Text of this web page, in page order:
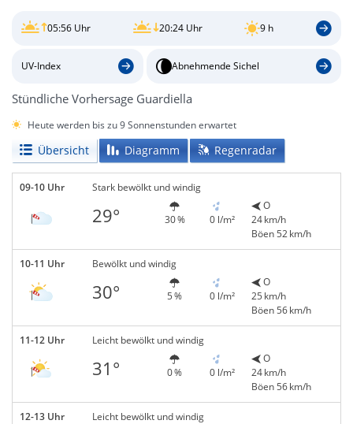
05:56 Uhr 20:24 Uhr 9 h
UV-Index Abnehmende Sichel
Stündliche Vorhersage Guardiella
Heute werden bis zu 9 Sonnenstunden erwartet
Übersicht Diagramm Regenradar
09-10 Uhr Stark bewölkt und windig
29° 30 % 0 l/m²
O
24 km/h
Böen 52 km/h
10-11 Uhr Bewölkt und windig
30° 5 % 0 l/m²
O
25 km/h
Böen 56 km/h
11-12 Uhr Leicht bewölkt und windig
31° 0 % 0 l/m²
O
24 km/h
Böen 56 km/h
12-13 Uhr Leicht bewölkt und windig